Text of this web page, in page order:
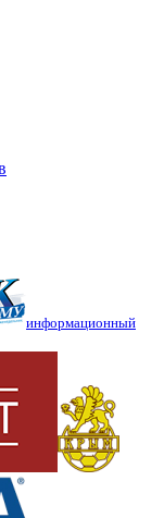
информационный